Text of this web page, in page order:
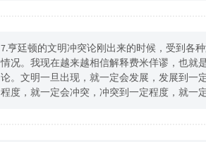
7.亨廷顿的文明冲突论刚出来的时候，受到各
情况。我现在越来越相信解释费米佯谬，也就
论。文明一旦出现，就一定会发展，发展到一
程度，就一定会冲突，冲突到一定程度，就一